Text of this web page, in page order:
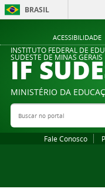
ACESSIBILIDADE
BRASIL
INSTITUTO FEDERAL DE
SUDESTE DE MINAS GERAIS
IF
MINISTÉRIO DA
Buscar no portal
Fale Conosco